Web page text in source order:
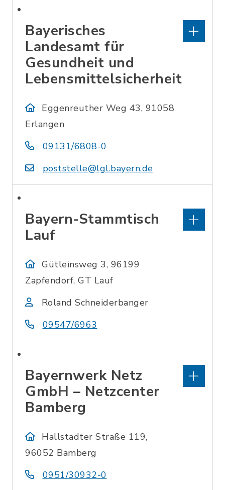
Bayerisches
Landesamt für
Gesundheit und
Lebensmittelsicherheit
Eggenreuther Weg 43, 91058
Erlangen
09131/6808-0
poststelle@lgl.bayern.de
Bayern-Stammtisch
Lauf
Gütleinsweg 3, 96199
Zapfendorf, GT Lauf
Roland Schneiderbanger
09547/6963
Bayernwerk Netz
GmbH – Netzcenter
Bamberg
Hallstadter Straße 119,
96052 Bamberg
0951/30932-0